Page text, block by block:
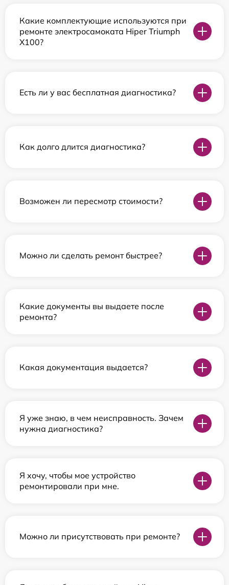
Какие комплектующие используются при
ремонте электросамоката Hiper Triumph
X100?
Есть ли у вас бесплатная диагностика?
Как долго длится диагностика?
Возможен ли пересмотр стоимости?
Можно ли сделать ремонт быстрее?
Какие документы вы выдаете после
ремонта?
Какая документация выдается?
Я уже знаю, в чем неисправность. Зачем
нужна диагностика?
Я хочу, чтобы мое устройство
ремонтировали при мне.
Можно ли присутствовать при ремонте?